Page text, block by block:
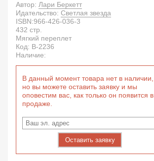
Автор: Лари Бeркетт
Идательство: Светлая звезда
ISBN:966-426-036-3
432 стр.
Мягкий переплет
Код: B-2236
Наличие:
В данный момент товара нет в наличии,
но вы можете оставить заявку и мы
оповестим вас, как только он появится в
продаже.
Оставить заявку